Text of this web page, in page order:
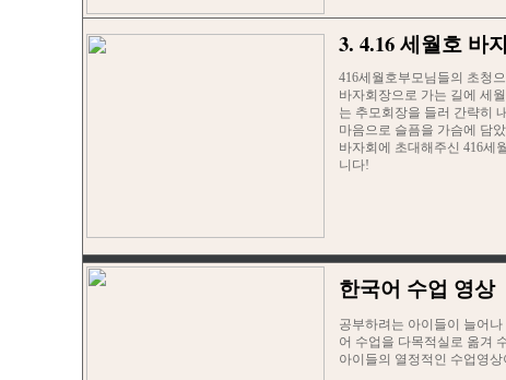
3. 4.16 세월호 바
416세월호부모님들의 초청
바자회장으로 가는 길에 세
는 추모회장을 들러 간략히
마음으로 슬픔을 가슴에 담
바자회에 초대해주신 416세
니다!
한국어 수업 영상
공부하려는 아이들이 늘어
어 수업을 다목적실로 옮겨
아이들의 열정적인 수업영